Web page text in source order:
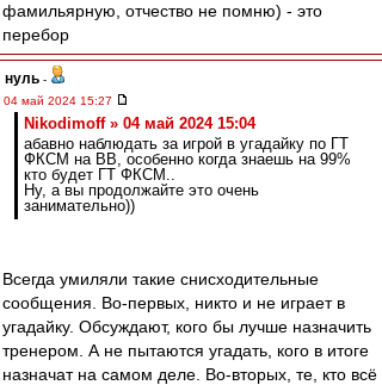
фамильярную, отчество не помню) - это
перебор
нуль -
04 май 2024 15:27
Nikodimoff » 04 май 2024 15:04
абавно наблюдать за игрой в угадайку по ГТ
ФКСМ на ВВ, особенно когда знаешь на 99%
кто будет ГТ ФКСМ..
Ну, а вы продолжайте это очень
занимательно))
Всегда умиляли такие снисходительные
сообщения. Во-первых, никто и не играет в
угадайку. Обсуждают, кого бы лучше назначить
тренером. А не пытаются угадать, кого в итоге
назначат на самом деле. Во-вторых, те, кто всё